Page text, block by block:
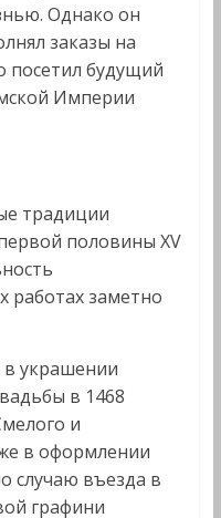
Однако он
заказы на
посетил будущий
Империи
традиции
половины XV
работах заметно
в украшении
в 1468
и
в оформлении
случаю въезда в
графини